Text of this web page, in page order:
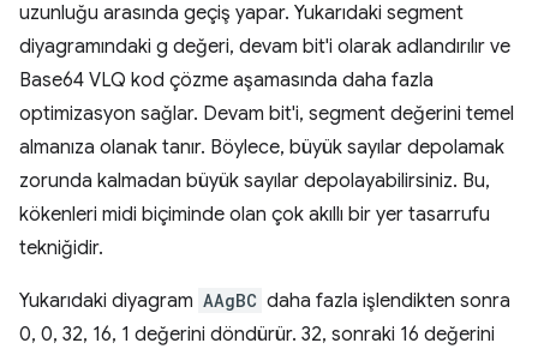
uzunluğu arasında geçiş yapar. Yukarıdaki segment
diyagramındaki g değeri, devam bit'i olarak adlandırılır ve
Base64 VLQ kod çözme aşamasında daha fazla
optimizasyon sağlar. Devam bit'i, segment değerini temel
almanıza olanak tanır. Böylece, büyük sayılar depolamak
zorunda kalmadan büyük sayılar depolayabilirsiniz. Bu,
kökenleri midi biçiminde olan çok akıllı bir yer tasarrufu
tekniğidir.
Yukarıdaki diyagram AAgBC daha fazla işlendikten sonra
0, 0, 32, 16, 1 değerini döndürür. 32, sonraki 16 değerini